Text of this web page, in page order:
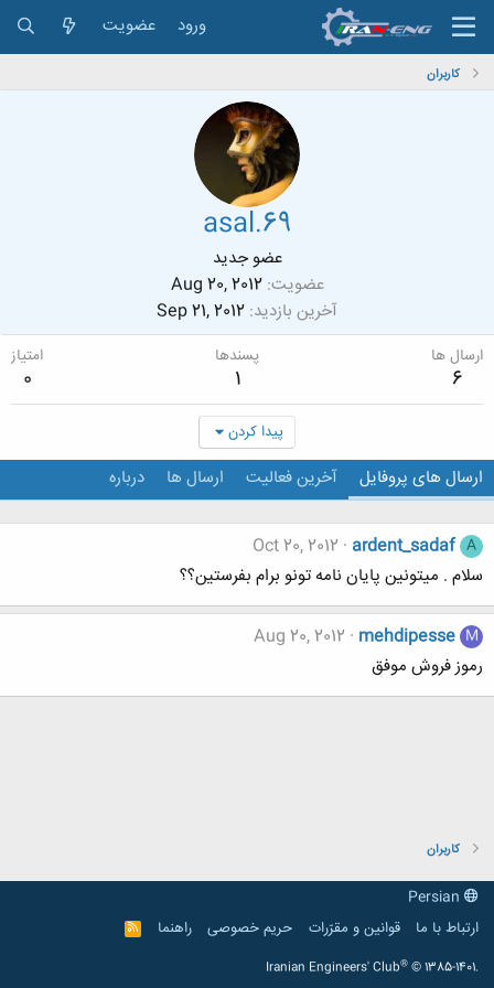
ورود عضویت
کاربران
asal.69
عضو جدید
عضویت Aug 20, 2012
آخرین بازدید Sep 21, 2012
ارسال ها
6
پسندها
1
امتیاز
0
پیدا کردن
ارسال های پروفایل آخرین فعالیت ارسال ها درباره
A
ardent_sadaf
Oct 20, 2012
سلام . میتونین پایان نامه تونو برام بفرستین؟؟
M
mehdipesse
Aug 20, 2012
رموز فروش موفق
کاربران
ارتباط با ما
قوانین و مقرّرات حریم خصوصی راهنما
R
S
Iranian Engineers' Club® © 1385-1401.